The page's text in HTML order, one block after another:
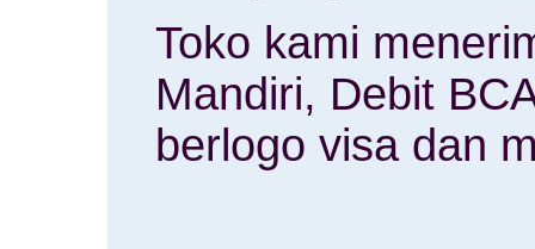
Toko kami
Mandiri, Debit
berlogo visa dan